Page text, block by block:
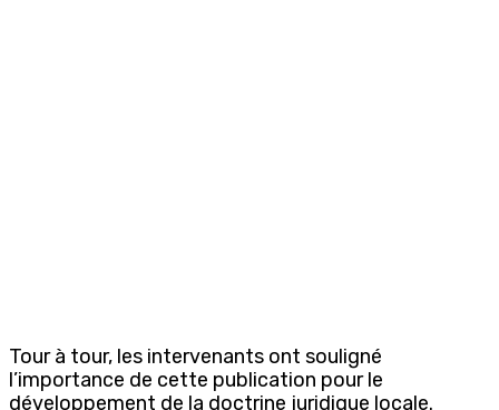
Tour à tour, les intervenants ont souligné
l’importance de cette publication pour le
développement de la doctrine juridique locale.